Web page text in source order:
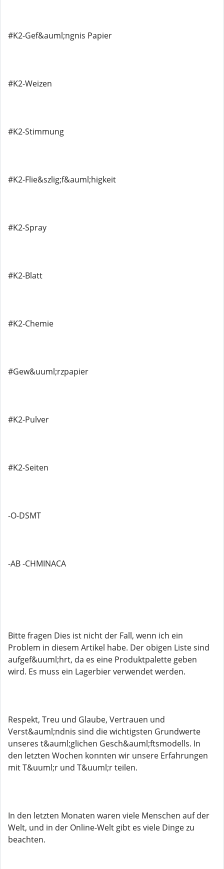
#K2-Gef&auml;ngnis Papier
#K2-Weizen
#K2-Stimmung
#K2-Flie&szlig;f&auml;higkeit
#K2-Spray
#K2-Blatt
#K2-Chemie
#Gew&uuml;rzpapier
#K2-Pulver
#K2-Seiten
-O-DSMT
-AB -CHMINACA
Bitte fragen Dies ist nicht der Fall, wenn ich ein
Problem in diesem Artikel habe. Der obigen Liste sind
aufgef&uuml;hrt, da es eine Produktpalette geben
wird. Es muss ein Lagerbier verwendet werden.
Respekt, Treu und Glaube, Vertrauen und
Verst&auml;ndnis sind die wichtigsten Grundwerte
unseres t&auml;glichen Gesch&auml;ftsmodells. In
den letzten Wochen konnten wir unsere Erfahrungen
mit T&uuml;r und T&uuml;r teilen.
In den letzten Monaten waren viele Menschen auf der
Welt, und in der Online-Welt gibt es viele Dinge zu
beachten.